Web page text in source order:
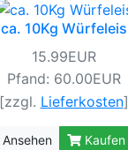
ca. 10Kg Würfeleis
15.99EUR
Pfand: 60.00EUR
[zzgl. Lieferkosten]
Ansehen Kaufen